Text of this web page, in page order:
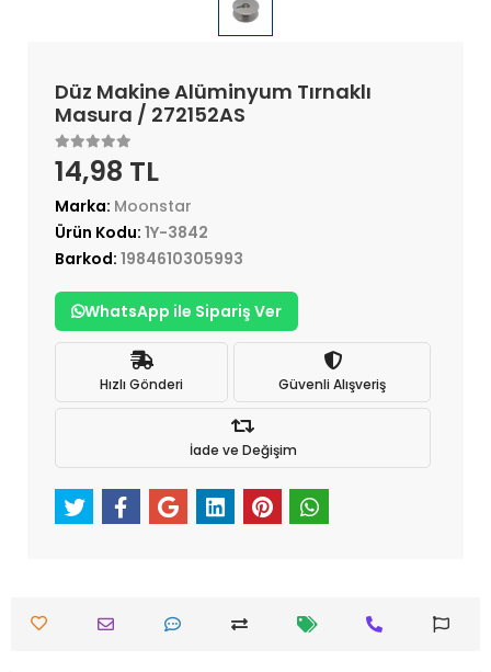
Düz Makine Alüminyum Tırnaklı
Masura / 272152AS
14,98 TL
Marka: Moonstar
Ürün Kodu: 1Y-3842
Barkod: 1984610305993
WhatsApp ile Sipariş Ver
Hızlı Gönderi Güvenli Alışveriş
İade ve Değişim